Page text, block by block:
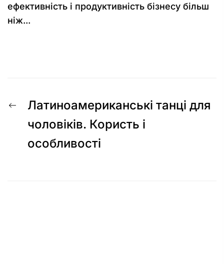
ефективність і продуктивність бізнесу більш
ніж...
Навігація
записів
Попередній
запис:
Латиноамериканські танці для
чоловіків. Користь і
особливості